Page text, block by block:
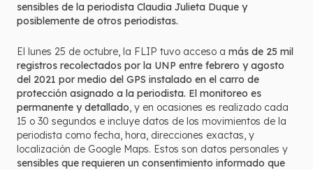
sensibles de la periodista Claudia Julieta Duque y
posiblemente de otros periodistas.
El lunes 25 de octubre, la FLIP tuvo acceso a más de 25 mil
registros recolectados por la UNP entre febrero y agosto
del 2021 por medio del GPS instalado en el carro de
protección asignado a la periodista. El monitoreo es
permanente y detallado, y en ocasiones es realizado cada
15 o 30 segundos e incluye datos de los movimientos de la
periodista como fecha, hora, direcciones exactas, y
localización de Google Maps. Estos son datos personales y
sensibles que requieren un consentimiento informado que